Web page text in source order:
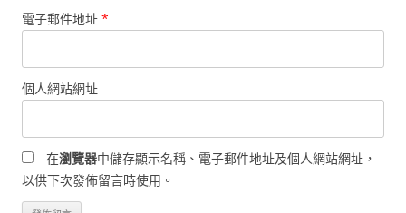
電子郵件地址 *
個人網站網址
在瀏覽器中儲存顯示名稱、電子郵件地址及個人網站網址，
以供下次發佈留言時使用。